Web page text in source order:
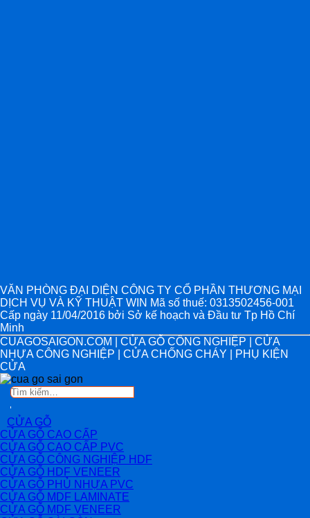
VĂN PHÒNG ĐẠI DIỆN CÔNG TY CỔ PHẦN THƯƠNG MẠI
DỊCH VỤ VÀ KỸ THUẬT WIN Mã số thuế: 0313502456-001
Cấp ngày 11/04/2016 bởi Sở kế hoạch và Đầu tư Tp Hồ Chí
Minh
CUAGOSAIGON.COM | CỬA GỖ CÔNG NGHIỆP | CỬA
NHỰA CÔNG NGHIỆP | CỬA CHỐNG CHÁY | PHỤ KIỆN
CỬA
Tìm
CỬA GỖ
CỬA GỖ CAO CẤP
CỬA GỖ CAO CẤP PVC
CỬA GỖ CÔNG NGHIỆP HDF
CỬA GỖ HDF VENEER
CỬA GỖ PHỦ NHỰA PVC
CỬA GỖ MDF LAMINATE
CỬA GỖ MDF VENEER